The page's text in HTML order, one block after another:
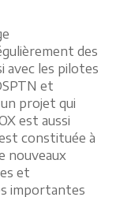
des
avec les pilotes
et
un projet qui
est aussi
constituée à
nouveaux
et
importantes